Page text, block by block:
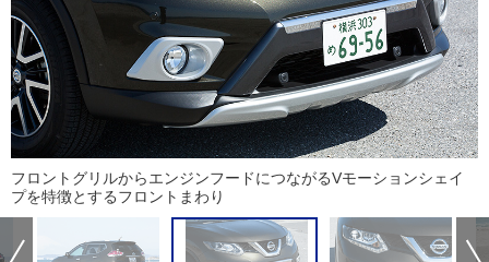
フロントグリルからエンジンフードにつながるVモーションシェイ
プを特徴とするフロントまわり